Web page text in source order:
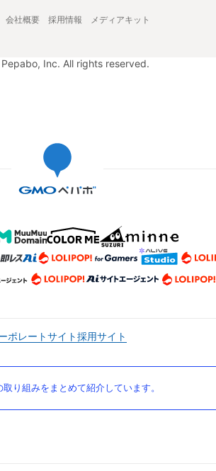
会社概要 採用情報 メディアキット
Inc. All rights reserved.
ポレートサイト採用サイト
り組みをまとめて紹介しています。